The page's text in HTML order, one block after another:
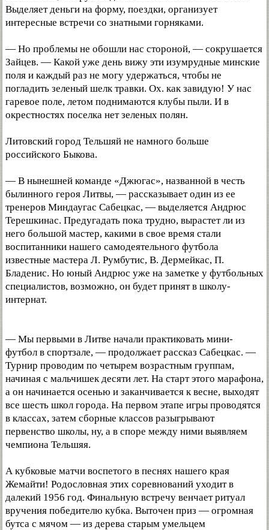
Выделяет деньги на форму, поездки, организует
интересные встречи со знатными горняками.
— Но проблемы не обошли нас стороной, — сокрушается
Зайцев. — Какой уже день вижу эти изумрудные минские
поля и каждый раз не могу удержаться, чтобы не
погладить зеленый шелк травки. Ох. как завидую! У нас
гаревое поле, летом поднимаются клубы пыли. И в
окрестностях поселка нет зеленых полян.
Литовский город Тельшяй не намного больше
российского Быкова.
— В нынешней команде «Джюгас», названной в честь
былинного героя Литвы, — рассказывает один из ее
тренеров Миндаугас Сабецкас, — выделяется Андрюс
Терешкинас. Предугадать пока трудно, вырастет ли из
него большой мастер, какими в свое время стали
воспитанники нашего самодеятельного футбола
известные мастера Л. Румбутис, В. Дермейкас, П.
Бладенис. Но юный Андрюс уже на заметке у футбольных
специалистов, возможно, он будет принят в школу-
интернат.
— Мы первыми в Литве начали практиковать мини-
футбол в спортзале, — продолжает рассказ Сабецкас. —
Турнир проводим по четырем возрастным группам,
начиная с мальчишек десяти лет. На старт этого марафона,
а он начинается осенью и заканчивается к весне, выходят
все шесть школ города. На первом этапе игры проводятся
в классах, затем сборные классов разыгрывают
первенство школы, ну, а в споре между ними выявляем
чемпиона Тельшяя.
А кубковые матчи воспетого в песнях нашего края
Жемайти! Родословная этих соревнований уходит в
далекий 1956 год. Финальную встречу венчает ритуал
вручения победителю кубка. Выточен приз — огромная
бутса с мячом — из дерева старым умельцем